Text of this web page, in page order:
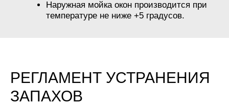
Наружная мойка окон производится при
температуре не ниже +5 градусов.
РЕГЛАМЕНТ УСТРАНЕНИЯ
ЗАПАХОВ